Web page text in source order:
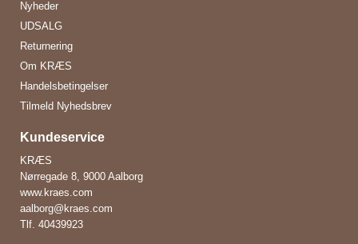
Nyheder
UDSALG
Returnering
Om KRÆS
Handelsbetingelser
Tilmeld Nyhedsbrev
Kundeservice
KRÆS
Nørregade 8, 9000 Aalborg
www.kraes.com
aalborg@kraes.com
Tlf.40439923